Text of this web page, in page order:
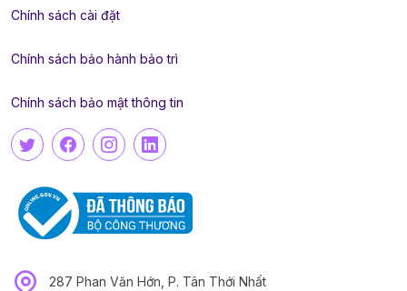
Chính sách cài đặt
Chính sách bảo hành bảo trì
Chính sách bảo mật thông tin
287 Phan Văn Hớn, P. Tân Thới Nhất